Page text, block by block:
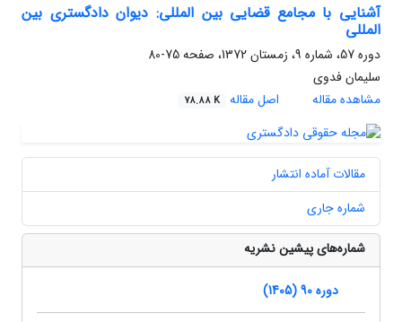
آشنایی با مجامع قضایی بین المللی: دیوان دادگستری بین
المللی
دوره 57، شماره 9، زمستان 1372، صفحه
75-80
سلیمان فدوی
مشاهده مقاله
اصل مقاله 78.88 K
مقالات آماده انتشار
شماره جاری
شماره‌های پیشین نشریه
دوره 90 (1405)